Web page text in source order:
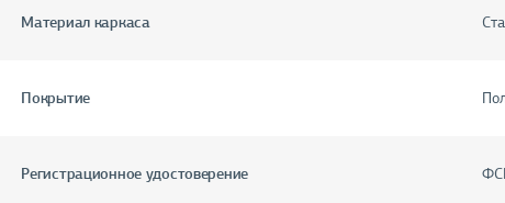
Материал каркаса
Покрытие
Регистрационное удостоверение